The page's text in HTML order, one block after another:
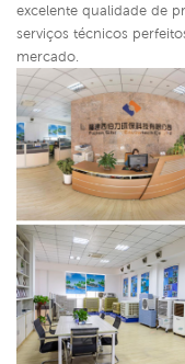
excelente qualidade de
serviços técnicos
mercado.